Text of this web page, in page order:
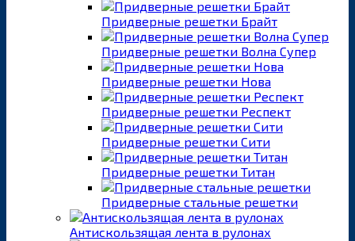
Придверные решетки Брайт
Придверные решетки Волна Супер
Придверные решетки Нова
Придверные решетки Респект
Придверные решетки Сити
Придверные решетки Титан
Придверные стальные решетки
Антискользящая лента в рулонах